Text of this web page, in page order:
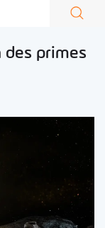
des primes